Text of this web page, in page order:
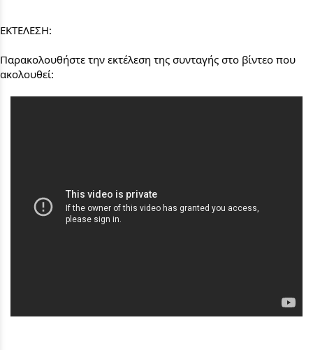
ΕΚΤΕΛΕΣΗ:
Παρακολουθήστε την εκτέλεση της συνταγής στο βίντεο που
ακολουθεί: